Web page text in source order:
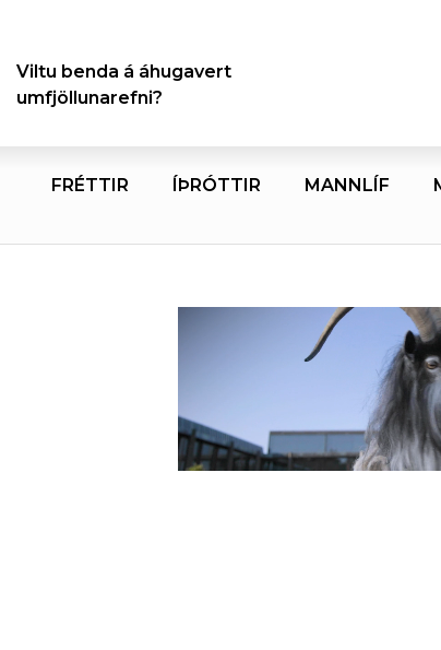
Viltu benda á áhugavert
umfjöllunarefni?
FRÉTTIR ÍÞRÓTTIR MANNLÍF